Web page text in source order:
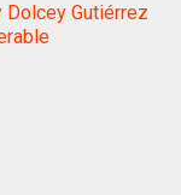
Gutiérrez